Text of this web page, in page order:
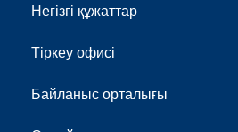
Негізгі құжаттар
Тіркеу офисі
Байланыс орталығы